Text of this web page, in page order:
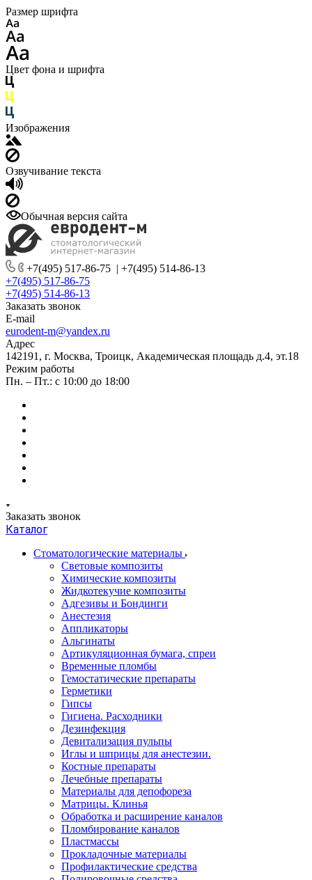
Размер шрифта
Цвет фона и шрифта
Изображения
Озвучивание текста
Обычная версия сайта
+7(495) 517-86-75 | +7(495) 514-86-13
+7(495) 517-86-75
+7(495) 514-86-13
Заказать звонок
E-mail
eurodent-m@yandex.ru
Адрес
142191, г. Москва, Троицк, Академическая площадь д.4, эт.18
Режим работы
Пн. – Пт.: с 10:00 до 18:00
Заказать звонок
Каталог
Стоматологические материалы
Световые композиты
Химические композиты
Жидкотекучие композиты
Адгезивы и Бондинги
Анестезия
Аппликаторы
Альгинаты
Артикуляционная бумага, спреи
Временные пломбы
Гемостатические препараты
Герметики
Гипсы
Гигиена. Расходники
Дезинфекция
Девитализация пульпы
Иглы и шприцы для анестезии.
Костные препараты
Лечебные препараты
Материалы для депофореза
Матрицы. Клинья
Обработка и расширение каналов
Пломбирование каналов
Пластмассы
Прокладочные материалы
Профилактические средства